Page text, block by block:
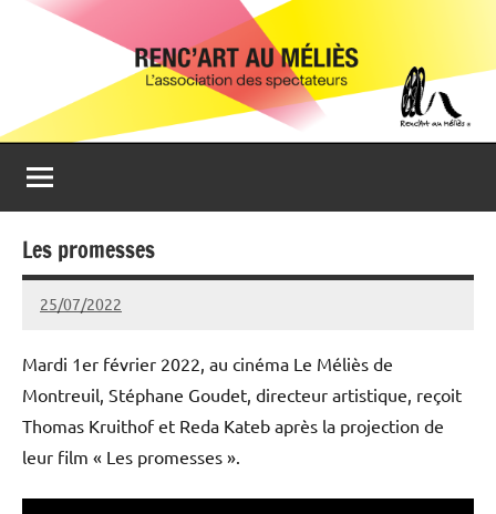
Renc'Art
Méliès
Association
spectateurs
du
cinéma
Le
Montreuil
Les promesses
25/07/2022
Michel
Mardi 1er février 2022, au cinéma Le Méliès de
Montreuil, Stéphane Goudet, directeur artistique, reçoit
Thomas Kruithof et Reda Kateb après la projection de
leur film « Les promesses ».